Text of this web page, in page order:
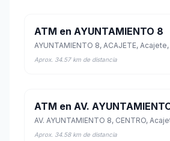
ATM en AYUNTAMIENTO 8
AYUNTAMIENTO 8, ACAJETE,
Aprox. 34.57 km de distancia
ATM en AV.
AV. AYUNTAMIENTO 8, CENTRO,
Aprox. 34.58 km de distancia